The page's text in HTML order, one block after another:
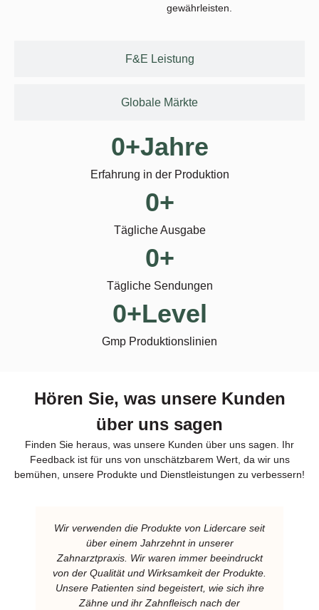
F&E Leistung
Globale Märkte
gewährleisten.
Erfahrung in der Produktion
0+Jahre
Tägliche Ausgabe
0+
Tägliche Sendungen
0+
Gmp Produktionslinien
0+Level
Hören Sie, was unsere Kunden
über uns sagen
Finden Sie heraus, was unsere Kunden über uns sagen. Ihr
Feedback ist für uns von unschätzbarem Wert, da wir uns
bemühen, unsere Produkte und Dienstleistungen zu verbessern!
Wir verwenden die Produkte von Lidercare seit
über einem Jahrzehnt in unserer
Zahnarztpraxis. Wir waren immer beeindruckt
von der Qualität und Wirksamkeit der Produkte.
Unsere Patienten sind begeistert, wie sich ihre
Zähne und ihr Zahnfleisch nach der